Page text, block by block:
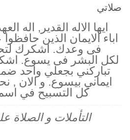
صلاتي
ايها الاله القدير, اله
اباء الايمان الذين
فى وعدك. اشكرك
لكل البشر فى يسوع.
تباركني بجعلي واحد
ايماني بيسوع. و الان
كل التسبيح في
التأملات و الصلاة